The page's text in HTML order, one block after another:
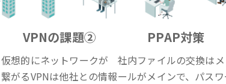
VPNの課題②
仮想的にネットワークが
繋がるVPNは他社との情報
PPAP対策
社内ファイルの交換はメ
ールがメインで、パス